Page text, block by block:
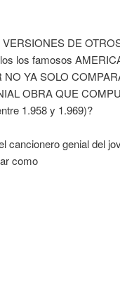
DE
los famosos
YA SOLO
OBRA QUE
1.958 y 1.969)?
cancionero genial del
como